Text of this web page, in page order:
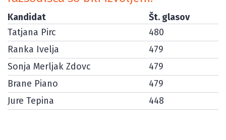
Kandidat
Št. glasov
Tatjana Pirc
480
Ranka Ivelja
479
Sonja Merljak Zdovc
479
Brane Piano
479
Jure Tepina
448